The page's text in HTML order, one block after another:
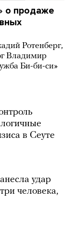
о продаже
Ротенберг,
Владимир
Би-би-си»
в Сеуте
удар
человека,